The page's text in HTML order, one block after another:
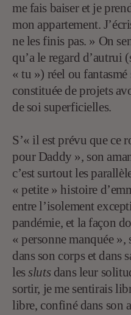
me fais baiser et je
mon appartement.
ne les finis pas. » On
qu’a le regard d’autrui
« tu ») réel ou
constituée de projets
de soi superficielles.
S’« il est prévu que ce
pour Daddy », son
c’est surtout les
« petite » histoire
entre l’isolement
pandémie, et la façon
« personne manquée
dans son corps et dans
lesslutsdans leur
sortir, je me sentirais
libre, confiné dans son